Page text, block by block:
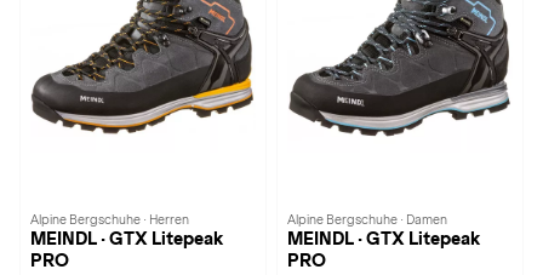
Alpine Bergschuhe · Herren
MEINDL · GTX Litepeak
PRO
Alpine Bergschuhe · Damen
MEINDL · GTX Litepeak
PRO